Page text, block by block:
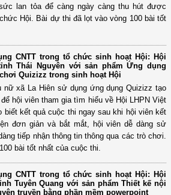
lan tỏa để càng ngày càng thu hút được
Hội. Bài dự thi đã lọt vào vòng 100 bài tốt
CNTT trong tổ chức sinh hoạt Hội: Hội
Thái Nguyên với sản phẩm Ứng dụng
Quizizz trong sinh hoạt Hội
nữ xã La Hiên sử dụng ứng dụng Quizizz tạo
hội viên tham gia tìm hiểu về Hội LHPN Việt
biết kết quả cuộc thi ngay sau khi hội viên kết
đơn giản và bắt mắt, hội viên dễ dàng sử
tiếp nhận thông tin thông qua các trò chơi.
bài tốt nhất của cuộc thi.
CNTT trong tổ chức sinh hoạt Hội: Hội
Tuyên Quang với sản phẩm Thiết kế nội
truyền bằng phần mềm powerpoint